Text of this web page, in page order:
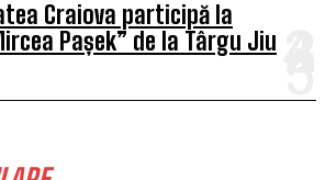
Craiova participă la
Pașek” de la Târgu Jiu